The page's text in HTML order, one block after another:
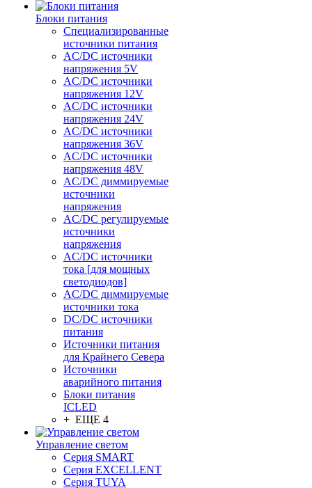
Блоки питания
Специализированные
источники питания
AC/DC источники
напряжения 5V
AC/DC источники
напряжения 12V
AC/DC источники
напряжения 24V
AC/DC источники
напряжения 36V
AC/DC источники
напряжения 48V
AC/DC диммируемые
источники
напряжения
AC/DC регулируемые
источники
напряжения
AC/DC источники
тока [для мощных
светодиодов]
AC/DC диммируемые
источники тока
DC/DC источники
питания
Источники питания
для Крайнего Севера
Источники
аварийного питания
Блоки питания
ICLED
+ ЕЩЕ 4
Управление светом
Серия SMART
Серия EXCELLENT
Серия TUYA